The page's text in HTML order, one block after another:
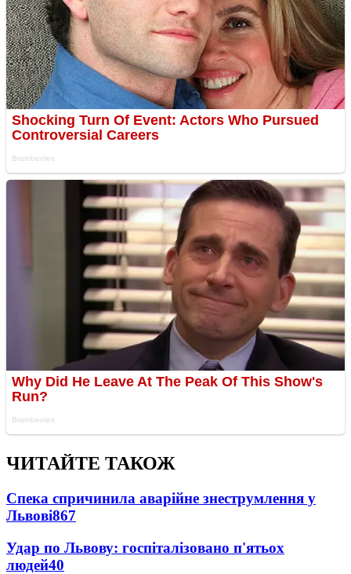
ЧИТАЙТЕ ТАКОЖ
Спека спричинила аварійне знеструмлення у
Львові867
Удар по Львову: госпіталізовано п'ятьох
людей40